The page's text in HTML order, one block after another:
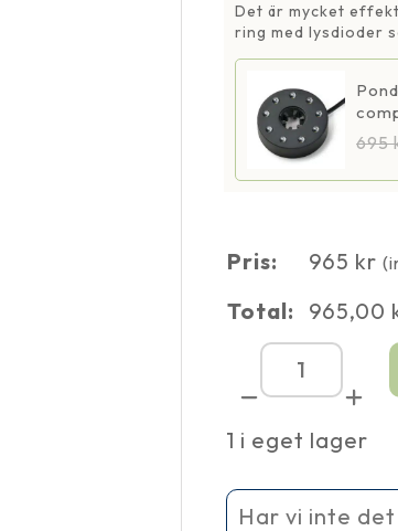
1 i eget lager
Det är mycket
ring med lysdioder
695
Pris: 965 kr
Total: 965,00
AQ
1500
12
mängd
Har vi inte